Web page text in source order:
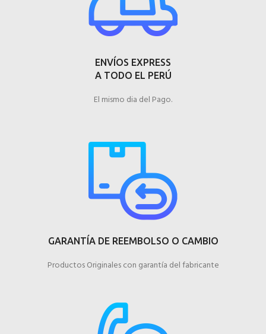
ENVÍOS EXPRESS
A TODO EL PERÚ
El mismo dia del Pago.
GARANTÍA DE REEMBOLSO O CAMBIO
Productos Originales con garantía del fabricante